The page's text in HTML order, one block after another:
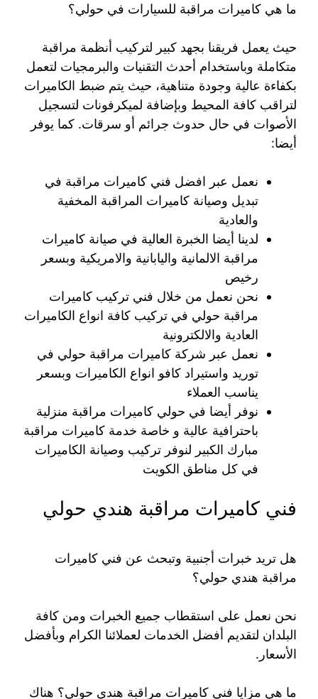
ما هي كاميرات مراقبة للسيارات في حولي؟
حيث يعمل فريقنا بجهد كبير لتركيب أنظمة مراقبة
متكاملة وباستخدام أحدث التقنيات والبرمجيات لتعمل
بكفاءة عالية وجودة متناهية، حيث يتم ضبط الكاميرات
لتراقب كافة المحيط وبإضافة لميكرفونات لتسجيل
الأصوات في حال حدوث جرائم أو سرقات. كما يوفر
أيضا:
نعمل عبر افضل فني كاميرات مراقبة في
تبديل وصيانة كاميرات المراقبة المخفية
والعادية
لدينا أيضا الخبرة العالية في صيانة كاميرات
مراقبة الالمانية واليابانية والامريكية وبسعر
رخيص
نحن نعمل من خلال فني تركيب كاميرات
مراقبة حولي في تركيب كافة انواع الكاميرات
العادية والالكترونية
نعمل عبر شركة كاميرات مراقبة حولي في
توريد واستيراد كافو انواع الكاميرات وبسعر
يناسب العملاء
نوفر أيضا في حولي كاميرات مراقبة منزلية
باحترافية عالية و خاصة خدمة كاميرات مراقبة
مبارك الكبير لنوفر تركيب وصيانة الكاميرات
في كل مناطق الكويت
فني كاميرات مراقبة هندي حولي
هل تريد خبرات أجنبية وتبحث عن فني كاميرات
مراقبة هندي حولي؟
نحن نعمل على استقطاب جميع الخبرات ومن كافة
البلدان لتقديم أفضل الخدمات لعملائنا الكرام وبأفضل
الأسعار.
ما هي مزايا فني كاميرات مراقبة هندي حولي؟ هناك